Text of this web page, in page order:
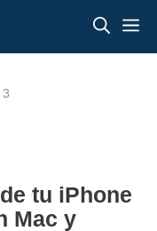
3
tu iPhone
Mac y